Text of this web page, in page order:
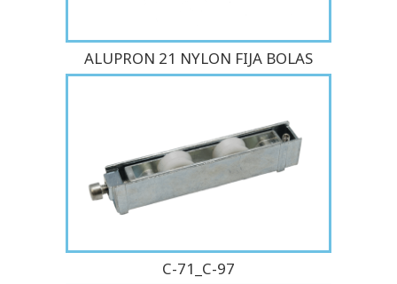
ALUPRON 21 NYLON FIJA BOLAS
C-71_C-97